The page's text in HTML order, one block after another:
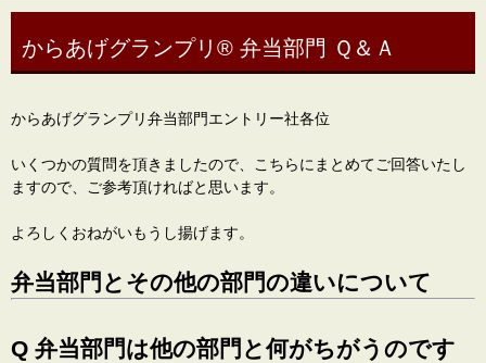
からあげグランプリ®️ 弁当部門 Ｑ＆Ａ
からあげグランプリ弁当部門エントリー社各位
いくつかの質問を頂きましたので、こちらにまとめてご回答いたし
ますので、ご参考頂ければと思います。
よろしくおねがいもうし揚げます。
弁当部門とその他の部門の違いについて
Q 弁当部門は他の部門と何がちがうのです